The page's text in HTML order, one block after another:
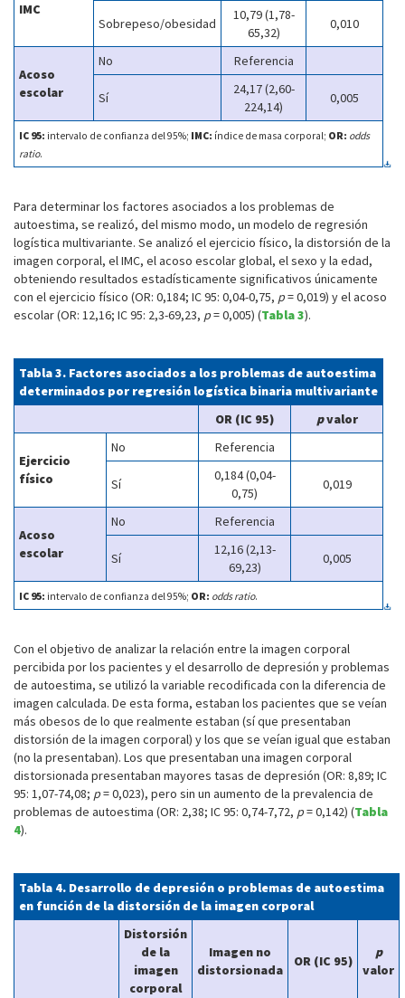
IMC
Sobrepeso/obesidad
10,79 (1,78-
65,32)
0,010
Acoso
escolar
No Referencia
Sí
24,17 (2,60-
224,14)
0,005
IC 95: intervalo de confianza del 95%; IMC: índice de masa corporal; OR: odds
ratio.
Para determinar los factores asociados a los problemas de
autoestima, se realizó, del mismo modo, un modelo de regresión
logística multivariante. Se analizó el ejercicio físico, la distorsión de la
imagen corporal, el IMC, el acoso escolar global, el sexo y la edad,
obteniendo resultados estadísticamente significativos únicamente
con el ejercicio físico (OR: 0,184; IC 95: 0,04-0,75, p= 0,019) y el acoso
escolar (OR: 12,16; IC 95: 2,3-69,23, p= 0,005) (Tabla 3).
Tabla 3. Factores asociados a los problemas de autoestima
determinados por regresión logística binaria multivariante
OR (IC 95)
pvalor
Ejercicio
físico
No Referencia
Sí
0,184 (0,04-
0,75)
0,019
Acoso
escolar
No Referencia
Sí
12,16 (2,13-
69,23)
0,005
IC 95: intervalo de confianza del 95%; OR: odds ratio.
Con el objetivo de analizar la relación entre la imagen corporal
percibida por los pacientes y el desarrollo de depresión y problemas
de autoestima, se utilizó la variable recodificada con la diferencia de
imagen calculada. De esta forma, estaban los pacientes que se veían
más obesos de lo que realmente estaban (sí que presentaban
distorsión de la imagen corporal) y los que se veían igual que estaban
(no la presentaban). Los que presentaban una imagen corporal
distorsionada presentaban mayores tasas de depresión (OR: 8,89; IC
95: 1,07-74,08; p= 0,023), pero sin un aumento de la prevalencia de
problemas de autoestima (OR: 2,38; IC 95: 0,74-7,72, p= 0,142) (Tabla
4).
Tabla 4. Desarrollo de depresión o problemas de autoestima
en función de la distorsión de la imagen corporal
Distorsión
de la
imagen
corporal
Imagen no
distorsionada
OR (IC 95)
p
valor